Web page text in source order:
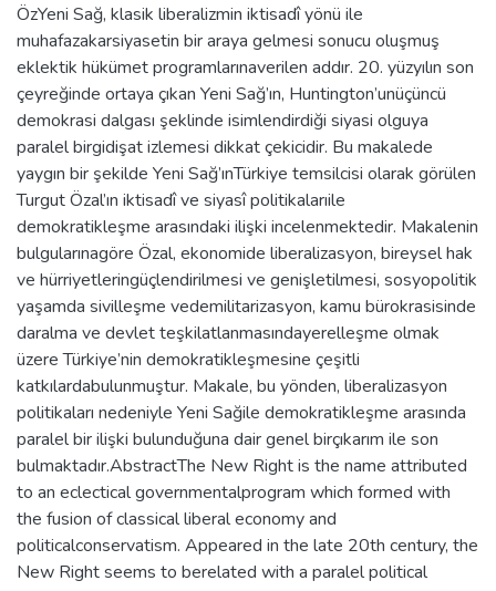
ÖzYeni Sağ, klasik liberalizmin iktisadî yönü ile
muhafazakarsiyasetin bir araya gelmesi sonucu oluşmuş
eklektik hükümet programlarınaverilen addır. 20. yüzyılın son
çeyreğinde ortaya çıkan Yeni Sağ’ın, Huntington’unüçüncü
demokrasi dalgası şeklinde isimlendirdiği siyasi olguya
paralel birgidişat izlemesi dikkat çekicidir. Bu makalede
yaygın bir şekilde Yeni Sağ’ınTürkiye temsilcisi olarak görülen
Turgut Özal’ın iktisadî ve siyasî politikalarıile
demokratikleşme arasındaki ilişki incelenmektedir. Makalenin
bulgularınagöre Özal, ekonomide liberalizasyon, bireysel hak
ve hürriyetleringüçlendirilmesi ve genişletilmesi, sosyopolitik
yaşamda sivilleşme vedemilitarizasyon, kamu bürokrasisinde
daralma ve devlet teşkilatlanmasındayerelleşme olmak
üzere Türkiye’nin demokratikleşmesine çeşitli
katkılardabulunmuştur. Makale, bu yönden, liberalizasyon
politikaları nedeniyle Yeni Sağile demokratikleşme arasında
paralel bir ilişki bulunduğuna dair genel birçıkarım ile son
bulmaktadır.AbstractThe New Right is the name attributed
to an eclectical governmentalprogram which formed with
the fusion of classical liberal economy and
politicalconservatism. Appeared in the late 20th century, the
New Right seems to berelated with a paralel political